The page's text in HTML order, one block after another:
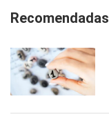
Recomendadas